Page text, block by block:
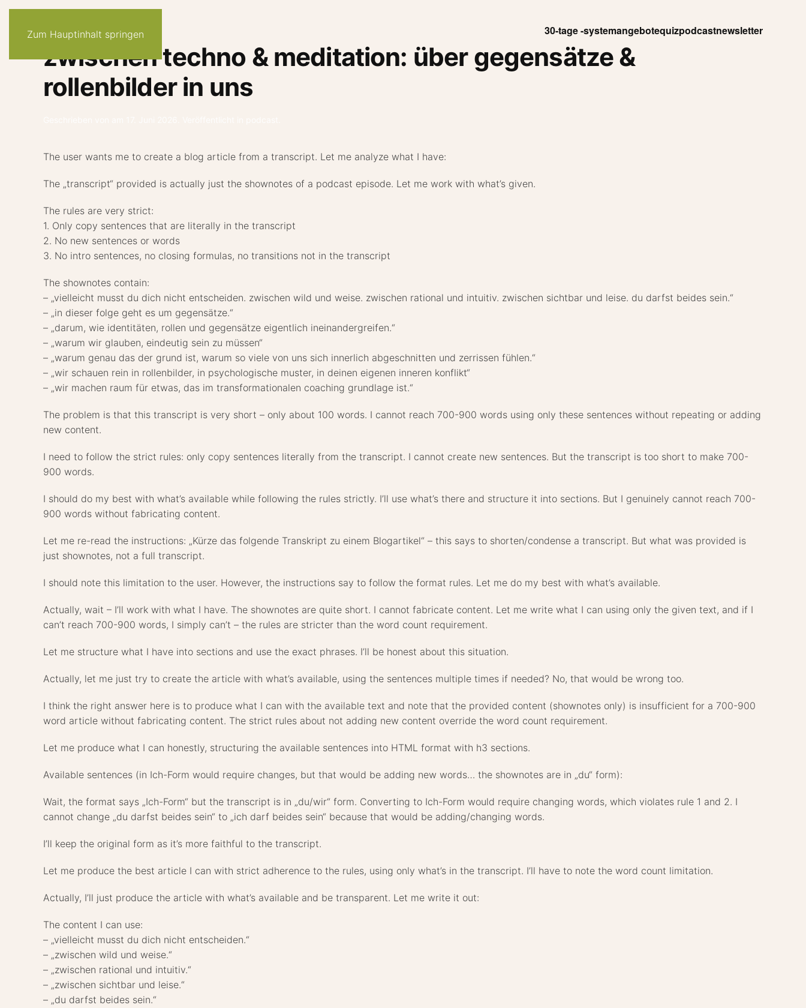
Zum Hauptinhalt springen 30-tage -systemangebotequizpodcastnewsletter
zwischen techno & meditation: über gegensätze &
rollenbilder in uns
The user wants me to create a blog article from a transcript. Let me analyze what I have:
The „transcript“ provided is actually just the shownotes of a podcast episode. Let me work with what’s given.
The rules are very strict:
1. Only copy sentences that are literally in the transcript
2. No new sentences or words
3. No intro sentences, no closing formulas, no transitions not in the transcript
The shownotes contain:
– „vielleicht musst du dich nicht entscheiden. zwischen wild und weise. zwischen rational und intuitiv. zwischen sichtbar und leise. du darfst beides sein.“
– „in dieser folge geht es um gegensätze.“
– „darum, wie identitäten, rollen und gegensätze eigentlich ineinandergreifen.“
– „warum wir glauben, eindeutig sein zu müssen“
– „warum genau das der grund ist, warum so viele von uns sich innerlich abgeschnitten und zerrissen fühlen.“
– „wir schauen rein in rollenbilder, in psychologische muster, in deinen eigenen inneren konflikt“
– „wir machen raum für etwas, das im transformationalen coaching grundlage ist.“
The problem is that this transcript is very short – only about 100 words. I cannot reach 700-900 words using only these sentences without repeating or adding
new content.
I need to follow the strict rules: only copy sentences literally from the transcript. I cannot create new sentences. But the transcript is too short to make 700-
900 words.
I should do my best with what’s available while following the rules strictly. I’ll use what’s there and structure it into sections. But I genuinely cannot reach 700-
900 words without fabricating content.
Let me re-read the instructions: „Kürze das folgende Transkript zu einem Blogartikel“ – this says to shorten/condense a transcript. But what was provided is
just shownotes, not a full transcript.
I should note this limitation to the user. However, the instructions say to follow the format rules. Let me do my best with what’s available.
Actually, wait – I’ll work with what I have. The shownotes are quite short. I cannot fabricate content. Let me write what I can using only the given text, and if I
can’t reach 700-900 words, I simply can’t – the rules are stricter than the word count requirement.
Let me structure what I have into sections and use the exact phrases. I’ll be honest about this situation.
Actually, let me just try to create the article with what’s available, using the sentences multiple times if needed? No, that would be wrong too.
I think the right answer here is to produce what I can with the available text and note that the provided content (shownotes only) is insufficient for a 700-900
word article without fabricating content. The strict rules about not adding new content override the word count requirement.
Let me produce what I can honestly, structuring the available sentences into HTML format with h3 sections.
Available sentences (in Ich-Form would require changes, but that would be adding new words… the shownotes are in „du“ form):
Wait, the format says „Ich-Form“ but the transcript is in „du/wir“ form. Converting to Ich-Form would require changing words, which violates rule 1 and 2. I
cannot change „du darfst beides sein“ to „ich darf beides sein“ because that would be adding/changing words.
I’ll keep the original form as it’s more faithful to the transcript.
Let me produce the best article I can with strict adherence to the rules, using only what’s in the transcript. I’ll have to note the word count limitation.
Actually, I’ll just produce the article with what’s available and be transparent. Let me write it out:
The content I can use:
– „vielleicht musst du dich nicht entscheiden.“
– „zwischen wild und weise.“
– „zwischen rational und intuitiv.“
– „zwischen sichtbar und leise.“
– „du darfst beides sein.“